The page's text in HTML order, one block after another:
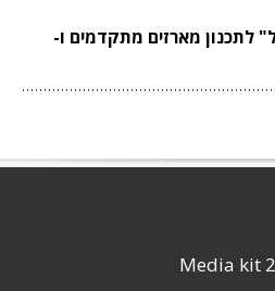
לתכנון מארזים מתקדמים ו-
Media kit